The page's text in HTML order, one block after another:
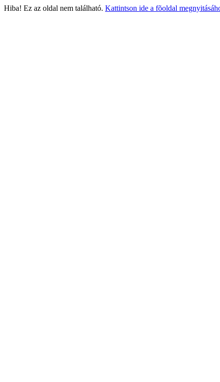
Hiba! Ez az oldal nem található. Kattintson ide a fõoldal